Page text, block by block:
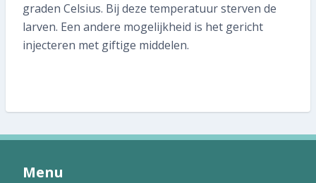
graden Celsius. Bij deze temperatuur sterven de
larven. Een andere mogelijkheid is het gericht
injecteren met giftige middelen.
Menu